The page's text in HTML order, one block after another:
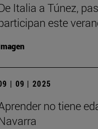
Italia a Túnez,
este
| 09 | 2025
no tiene